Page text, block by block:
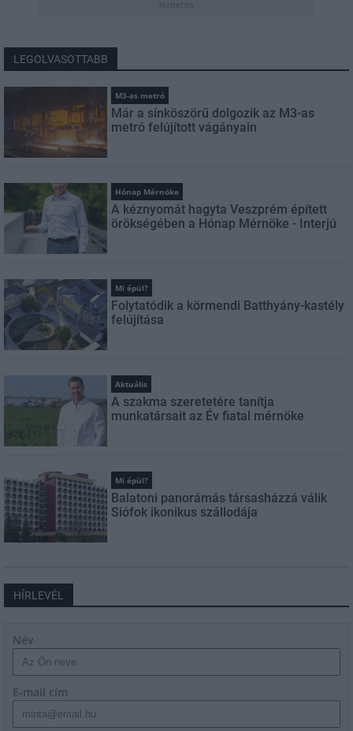
LEGOLVASOTTABB
M3-as metró
Már a sínköszörű dolgozik az M3-as
metró felújított vágányain
Hónap Mérnöke
A kéznyomát hagyta Veszprém épített
örökségében a Hónap Mérnöke - Interjú
Mi épül?
Folytatódik a körmendi Batthyány-kastély
felújítása
Aktuális
A szakma szeretetére tanítja
munkatársait az Év fiatal mérnöke
Mi épül?
Balatoni panorámás társasházzá válik
Siófok ikonikus szállodája
HÍRLEVÉL
Név
E-mail cím